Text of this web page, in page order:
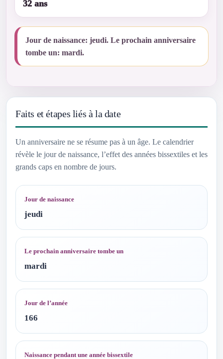
32 ans
Jour de naissance: jeudi. Le prochain anniversaire
tombe un: mardi.
Faits et étapes liés à la date
Un anniversaire ne se résume pas à un âge. Le calendrier
révèle le jour de naissance, l’effet des années bissextiles et les
grands caps en nombre de jours.
Jour de naissance
jeudi
Le prochain anniversaire tombe un
mardi
Jour de l’année
166
Naissance pendant une année bissextile